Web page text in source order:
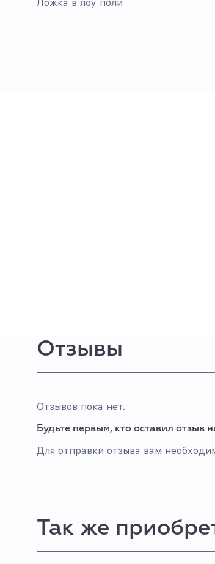
Ложка в лоу поли
Отзывы
Отзывов пока нет.
Будьте первым, кто оставил отзыв
Для отправки отзыва вам
Так же